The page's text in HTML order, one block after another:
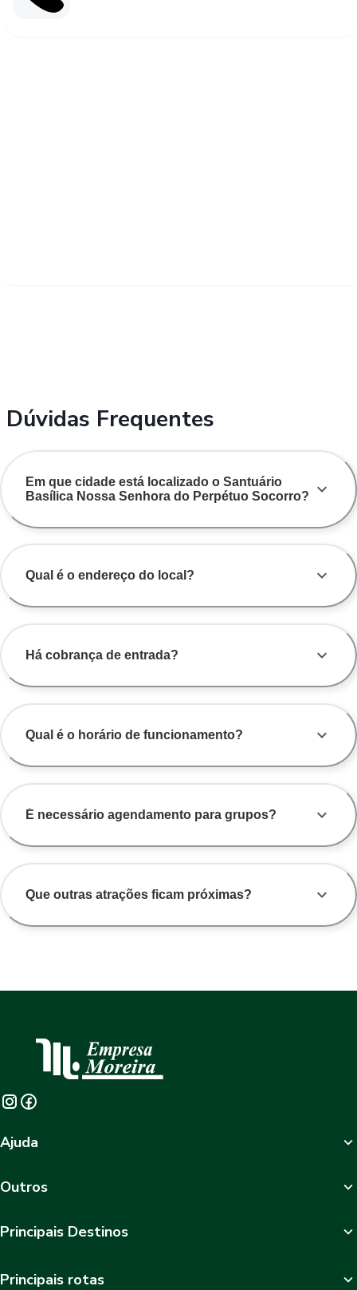
Dúvidas Frequentes
Em que cidade está localizado o Santuário
Basílica Nossa Senhora do Perpétuo Socorro?
Qual é o endereço do local?
Há cobrança de entrada?
Qual é o horário de funcionamento?
É necessário agendamento para grupos?
Que outras atrações ficam próximas?
Ajuda
Outros
Principais Destinos
Principais rotas